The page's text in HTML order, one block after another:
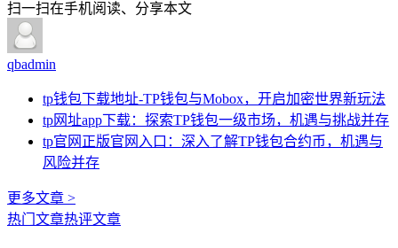
扫一扫在手机阅读、分享本文
qbadmin
tp钱包下载地址-TP钱包与Mobox，开启加密世界新玩法
tp网址app下载：探索TP钱包一级市场，机遇与挑战并存
tp官网正版官网入口：深入了解TP钱包合约币，机遇与
风险并存
更多文章 >
热门文章热评文章